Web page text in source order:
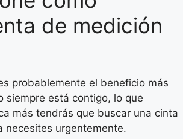
de medición
probablemente el beneficio más
siempre está contigo, lo que
más tendrás que buscar una cinta
necesites urgentemente.